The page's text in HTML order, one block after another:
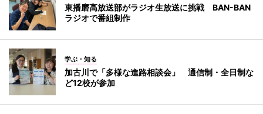
東播磨高放送部がラジオ生放送に挑戦 BAN-BAN
ラジオで番組制作
学ぶ・知る
加古川で「多様な進路相談会」 通信制・全日制な
ど12校が参加